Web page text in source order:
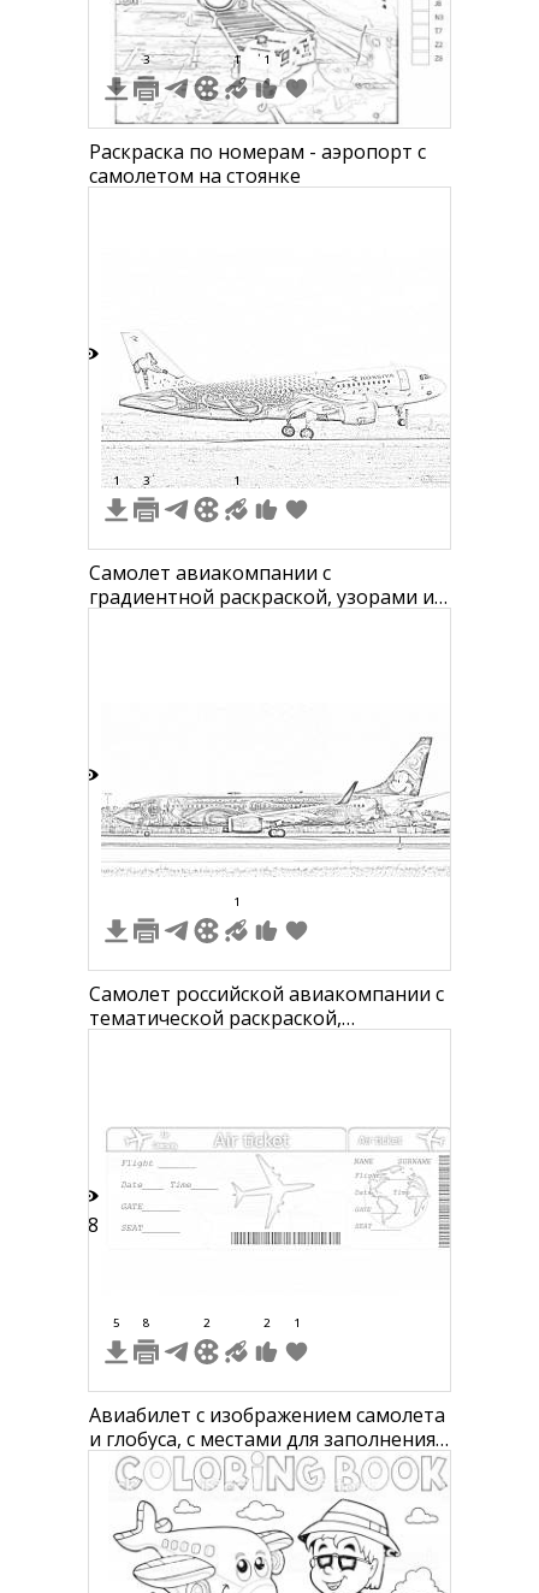
3 1 1
Раскраска по номерам - аэропорт с
самолетом на стоянке
1 3 1
Самолет авиакомпании с
градиентной раскраской, узорами и
1
Самолет российской авиакомпании с
тематической раскраской,
18
5 8 2 2 1
Авиабилет с изображением самолета
и глобуса, с местами для заполнения
информации о рейсе, дате, времени
и месте